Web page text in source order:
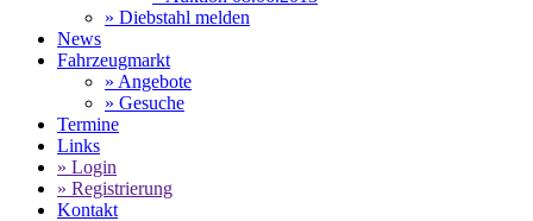
» Diebstahl melden
News
Fahrzeugmarkt
» Angebote
» Gesuche
Termine
Links
» Login
» Registrierung
Kontakt